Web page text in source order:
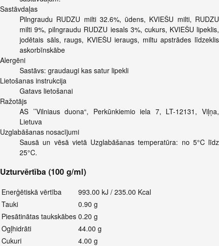
Sastāvdaļas
Pilngraudu RUDZU milti 32.6%, ūdens, KVIEŠU milti, RUDZU
milti 9%, pilngraudu RUDZU iesals 3%, cukurs, KVIEŠU lipeklis,
jodētais sāls, raugs, KVIEŠU ieraugs, miltu apstrādes līdzeklis
askorbīnskābe
Alergēni
Sastāvs: graudaugi kas satur lipekli
Lietošanas instrukcija
Gatavs lietošanai
Ražotājs
AS ’’Vilniaus duona“, Perkūnkiemio iela 7, LT-12131, Viļņa,
Lietuva
Uzglabāšanas nosacījumi
Sausā un vēsā vietā Uzglabāšanas temperatūra: no 5°C līdz
25°C.
Uzturvērtība (100 g/ml)
Enerģētiskā vērtība
993.00 kJ / 235.00 Kcal
Tauki
0.90 g
Piesātinātas taukskābes 0.20 g
Ogļhidrāti
44.00 g
Cukuri
4.00 g